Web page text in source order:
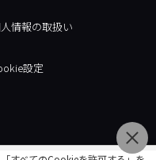
情報の取扱い
設定